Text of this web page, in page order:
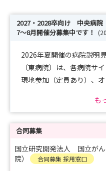
2027・2028卒向け 中央病
7～8月開催分募集中です！
2026年夏開催の病院説明
（東病院）は、各病院サ
現地参加（定員あり）、
みなさまのお越しをお待ち
https://www.ncc.go.jp/
東病院：
も
合同募集
国立研究開発法人 国立が
院）
合同募集 採用窓口